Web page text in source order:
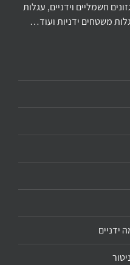
חשמליים וידניים, עגלות
משטחים ידניות ועוד…
ידניים